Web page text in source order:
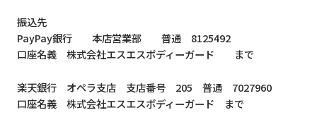
振込先
PayPay銀行 本店営業部 普通 8125492
口座名義 株式会社エスエスボディーガード まで
楽天銀行 オペラ支店 支店番号 205 普通 7027960
口座名義 株式会社エスエスボディーガード まで